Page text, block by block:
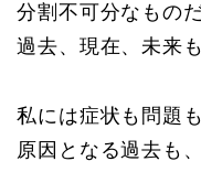
分割不可分なもの
過去、現在、未来
私には症状も問題
原因となる過去も